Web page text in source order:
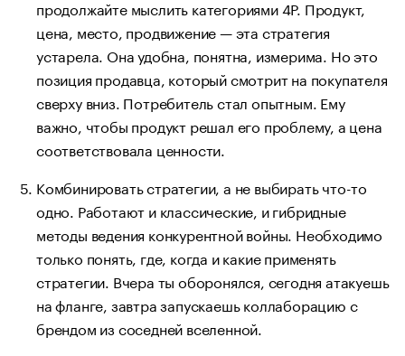
продолжайте мыслить категориями 4Р. Продукт,
цена, место, продвижение — эта стратегия
устарела. Она удобна, понятна, измерима. Но это
позиция продавца, который смотрит на покупателя
сверху вниз. Потребитель стал опытным. Ему
важно, чтобы продукт решал его проблему, а цена
соответствовала ценности.
Комбинировать стратегии, а не выбирать что-то
одно. Работают и классические, и гибридные
методы ведения конкурентной войны. Необходимо
только понять, где, когда и какие применять
стратегии. Вчера ты оборонялся, сегодня атакуешь
на фланге, завтра запускаешь коллаборацию с
брендом из соседней вселенной.